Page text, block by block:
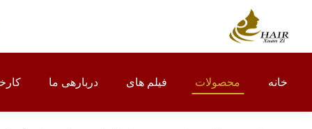
خانه محصولات فیلم های دربارهی ما